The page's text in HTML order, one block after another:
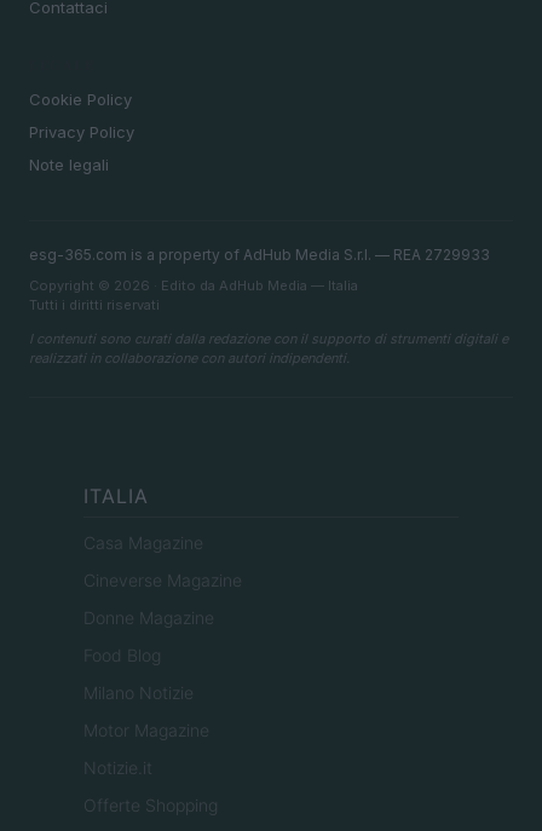
Contattaci
Cookie Policy
Privacy Policy
Note legali
esg-365.com is a property of AdHub Media S.r.l. — REA 2729933
Copyright © 2026 · Edito da AdHub Media — Italia
Tutti i diritti riservati
I contenuti sono curati dalla redazione con il supporto di strumenti digitali e
realizzati in collaborazione con autori indipendenti.
ITALIA
Casa Magazine
Cineverse Magazine
Donne Magazine
Food Blog
Milano Notizie
Motor Magazine
Notizie.it
Offerte Shopping